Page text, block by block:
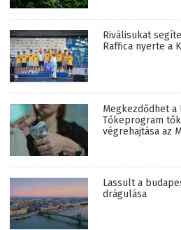
Riválisukat
Raffica nyerte a
Megkezdődhet a
Tőkeprogram
végrehajtása az
Lassult a
drágulása